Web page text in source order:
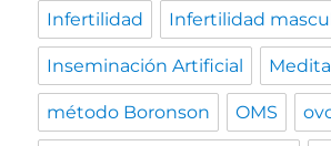
Infertilidad Infertilidad
Inseminación Artificial
método Boronson OMS